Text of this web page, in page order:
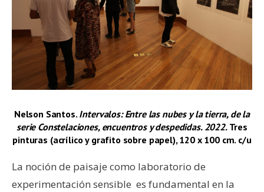
Nelson Santos. Intervalos: Entre las nubes y la tierra, de la
serie Constelaciones, encuentros y despedidas. 2022. Tres
pinturas (acrílico y grafito sobre papel), 120 x 100 cm. c/u
La noción de paisaje como laboratorio de
experimentación sensible es fundamental en la